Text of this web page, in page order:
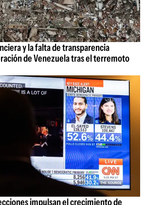
y la falta de transparencia
de Venezuela tras el terremoto
impulsan el crecimiento de